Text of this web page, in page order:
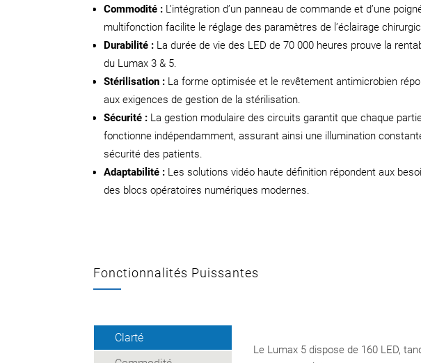
Commodité : L’intégration d’un panneau de commande et d’une
multifonction facilite le réglage des paramètres de l’éclairage
Durabilité : La durée de vie des LED de 70 000 heures prouve la
du Lumax 3 & 5.
Stérilisation : La forme optimisée et le revêtement antimicrobien
aux exigences de gestion de la stérilisation.
Sécurité : La gestion modulaire des circuits garantit que chaque
fonctionne indépendamment, assurant ainsi une illumination
sécurité des patients.
Adaptabilité : Les solutions vidéo haute définition répondent aux
des blocs opératoires numériques modernes.
Fonctionnalités Puissantes
Clarté
Le Lumax 5 dispose de 160 LED,